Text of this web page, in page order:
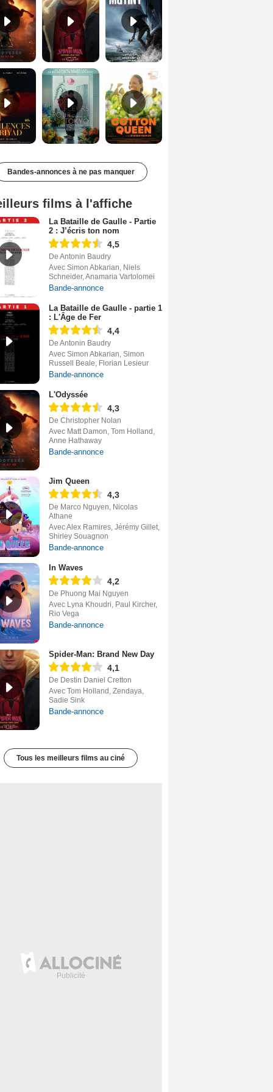
Les Silences de Riyad Bande-annonce VO STFR Cotton Queen Bande-annonce VO STFR
Bandes-annonces à ne pas manquer
films à l'affiche
La Bataille de Gaulle - Partie
2 : J’écris ton nom
4,5
De Antonin Baudry
Avec Simon Abkarian, Niels
Schneider, Anamaria Vartolomei
Bande-annonce
La Bataille de Gaulle - partie 1
: L'Âge de Fer
4,4
De Antonin Baudry
Avec Simon Abkarian, Simon
Russell Beale, Florian Lesieur
Bande-annonce
L'Odyssée
4,3
De Christopher Nolan
Avec Matt Damon, Tom Holland,
Anne Hathaway
Bande-annonce
Jim Queen
4,3
De Marco Nguyen, Nicolas
Athane
Avec Alex Ramires, Jérémy Gillet,
Shirley Souagnon
Bande-annonce
In Waves
4,2
De Phuong Mai Nguyen
Avec Lyna Khoudri, Paul Kircher,
Rio Vega
Bande-annonce
Spider-Man: Brand New Day
4,1
De Destin Daniel Cretton
Avec Tom Holland, Zendaya,
Sadie Sink
Bande-annonce
Tous les meilleurs films au ciné